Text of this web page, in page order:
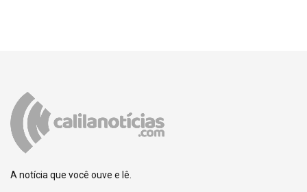
A notícia que você ouve e lê.